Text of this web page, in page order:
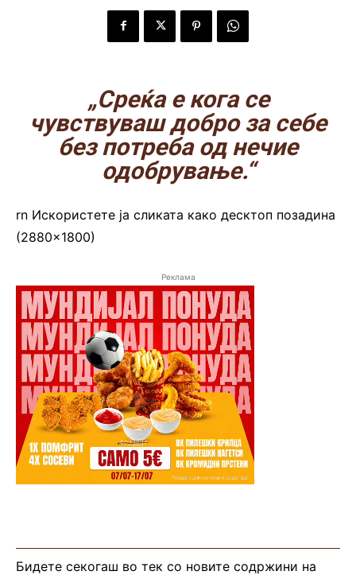
„Среќа е кога се
чувствуваш добро за себе
без потреба од нечие
одобрување.“
rn Искористете ја сликата како десктоп позадина
(2880×1800)
Реклама
Бидете секогаш во тек со новите содржини на